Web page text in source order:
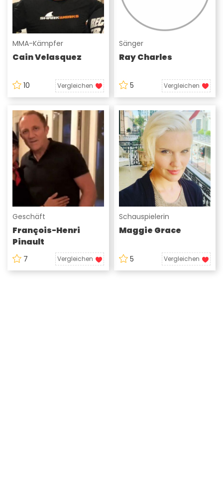
MMA-Kämpfer
Cain Velasquez
10 Vergleichen
Sänger
Ray Charles
5 Vergleichen
Geschäft
François-Henri
Pinault
7 Vergleichen
Schauspielerin
Maggie Grace
5 Vergleichen